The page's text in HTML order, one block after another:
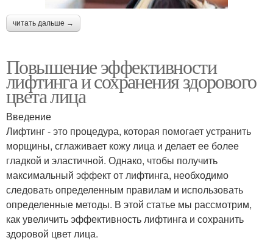
читать дальше →
Повышение эффективности
лифтинга и сохранения здорового
цвета лица
Введение
Лифтинг - это процедура, которая помогает устранить
морщины, сглаживает кожу лица и делает ее более
гладкой и эластичной. Однако, чтобы получить
максимальный эффект от лифтинга, необходимо
следовать определенным правилам и использовать
определенные методы. В этой статье мы рассмотрим,
как увеличить эффективность лифтинга и сохранить
здоровой цвет лица.